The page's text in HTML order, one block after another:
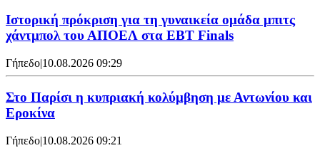
Ιστορική πρόκριση για τη γυναικεία ομάδα μπιτς
χάντμπολ του ΑΠΟΕΛ στα EBT Finals
Γήπεδο|10.08.2026 09:29
Στο Παρίσι η κυπριακή κολύμβηση με Αντωνίου και
Εροκίνα
Γήπεδο|10.08.2026 09:21